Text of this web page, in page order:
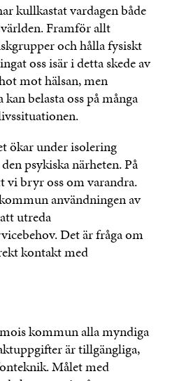
kullkastat vardagen både
Framför allt
och hålla fysiskt
oss isär i detta skede av
mot hälsan, men
belasta oss på många
ökar under isolering
psykiska närheten. På
vi bryr oss om varandra.
användningen av
utreda
Det är fråga om
kontakt med
kommun alla myndiga
är tillgängliga,
Målet med